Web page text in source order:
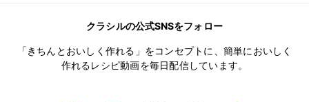
クラシルの公式SNSをフォロー
「きちんとおいしく作れる」をコンセプトに、簡単においしく
作れるレシピ動画を毎日配信しています。